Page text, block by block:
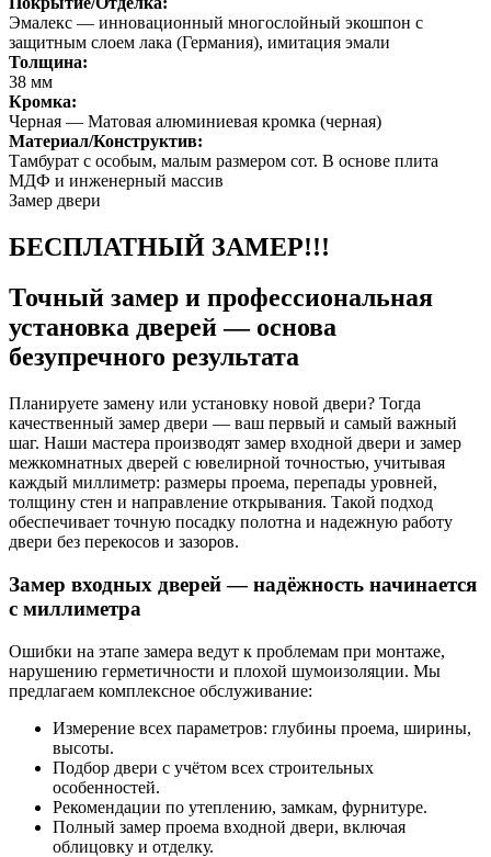
Эмалекс — инновационный многослойный экошпон с
защитным слоем лака (Германия), имитация эмали
Толщина:
38 мм
Кромка:
Черная — Матовая алюминиевая кромка (черная)
Материал/Конструктив:
Тамбурат с особым, малым размером сот. В основе плита
МДФ и инженерный массив
Замер двери
БЕСПЛАТНЫЙ ЗАМЕР!!!
Точный замер и профессиональная
установка дверей — основа
безупречного результата
Планируете замену или установку новой двери? Тогда
качественный замер двери — ваш первый и самый важный
шаг. Наши мастера производят замер входной двери и замер
межкомнатных дверей с ювелирной точностью, учитывая
каждый миллиметр: размеры проема, перепады уровней,
толщину стен и направление открывания. Такой подход
обеспечивает точную посадку полотна и надежную работу
двери без перекосов и зазоров.
Замер входных дверей — надёжность начинается
с миллиметра
Ошибки на этапе замера ведут к проблемам при монтаже,
нарушению герметичности и плохой шумоизоляции. Мы
предлагаем комплексное обслуживание:
Измерение всех параметров: глубины проема, ширины,
высоты.
Подбор двери с учётом всех строительных
особенностей.
Рекомендации по утеплению, замкам, фурнитуре.
Полный замер проема входной двери, включая
облицовку и отделку.